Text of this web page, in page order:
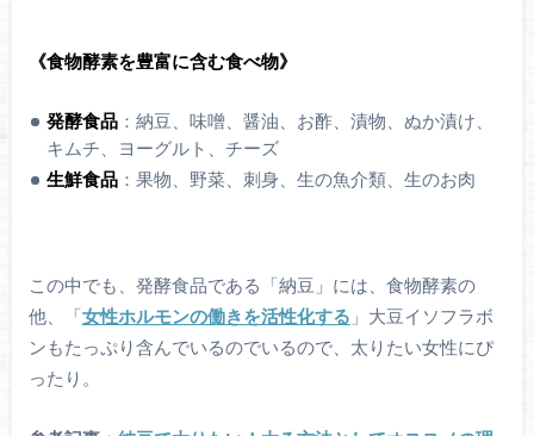
《食物酵素を豊富に含む食べ物》
発酵食品 ：納豆、味噌、醤油、お酢、漬物、ぬか漬け、
キムチ、ヨーグルト、チーズ
生鮮食品 ：果物、野菜、刺身、生の魚介類、生のお肉
この中でも、発酵食品である「納豆」には、食物酵素の
他、「 女性ホルモンの働きを活性化する 」大豆イソフラボ
ンもたっぷり含んでいるのでいるので、太りたい女性にぴ
ったり。